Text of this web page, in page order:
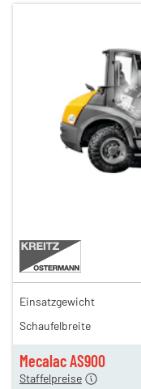
Mecalac AS900
250,00 €
220,00 €
Staffelpreise
Einsatzgewicht
Schaufelbreite